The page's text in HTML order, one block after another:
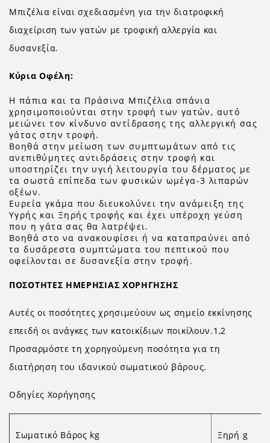
Μπιζέλια είναι σχεδιασμένη για την διατροφική
διαχείριση των γατών με τροφική αλλεργία και
δυσανεξία.
Κύρια Οφέλη:
Η πάπια και τα Πράσινα Μπιζέλια σπάνια
χρησιμοποιούνται στην τροφή των γατών, αυτό
μειώνει τον κίνδυνο αντίδρασης της αλλεργική σας
γάτας στην τροφή.
Βοηθά στην μείωση των συμπτωμάτων από τις
ανεπιθύμητες αντιδράσεις στην τροφή και
υποστηρίζει την υγιή λειτουργία του δέρματος με
τα σωστά επίπεδα των φυσικών ωμέγα-3 λιπαρών
οξέων.
Ευρεία γκάμα που διευκολύνει την ανάμειξη της
Υγρής και Ξηρής τροφής και έχει υπέροχη γεύση
που η γάτα σας θα λατρέψει.
Βοηθά στο να ανακουφίσει ή να καταπραύνει από
τα δυσάρεστα συμπτώματα του πεπτικού που
οφείλονται σε δυσανεξία στην τροφή.
ΠΟΣΟΤΗΤΕΣ ΗΜΕΡΗΣΙΑΣ ΧΟΡΗΓΗΣΗΣ
Αυτές οι ποσότητες χρησιμεύουν ως σημείο εκκίνησης
επειδή οι ανάγκες των κατοικίδιων ποικίλουν.1,2
Προσαρμόστε τη χορηγούμενη ποσότητα για τη
διατήρηση του ιδανικού σωματικού βάρους.
Οδηγίες Χορήγησης
Σωματικό Βάρος kg Ξηρή g